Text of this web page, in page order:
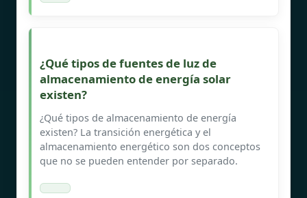
¿Qué tipos de fuentes de luz de
almacenamiento de energía solar
existen?
¿Qué tipos de almacenamiento de energía
existen? La transición energética y el
almacenamiento energético son dos conceptos
que no se pueden entender por separado.